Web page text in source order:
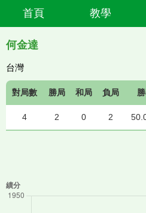
首頁 教學
何金達
台灣
對局數 勝局 和局 負局
4 2 0 2